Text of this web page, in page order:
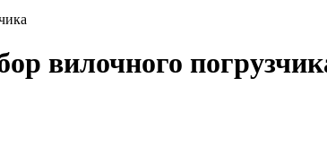
вилочного